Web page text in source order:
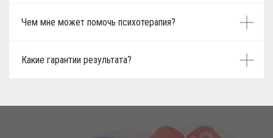
Чем мне может помочь психотерапия?
Какие гарантии результата?